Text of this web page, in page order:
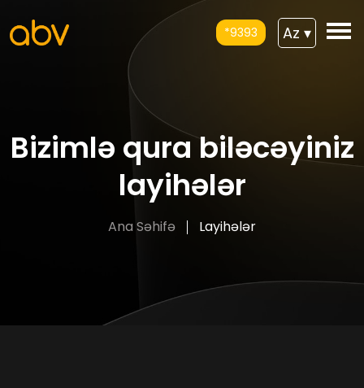
*9393 Az ▾
Bizimlə qura biləcəyiniz
layihələr
Ana Səhifə Layihələr